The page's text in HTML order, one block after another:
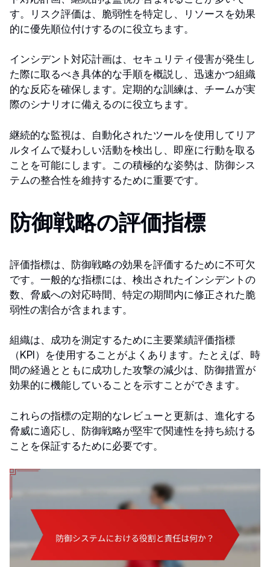
す。リスク評価は、脆弱性を特定し、リソースを効果
的に優先順位付けするのに役立ちます。
インシデント対応計画は、セキュリティ侵害が発生し
た際に取るべき具体的な手順を概説し、迅速かつ組織
的な反応を確保します。定期的な訓練は、チームが実
際のシナリオに備えるのに役立ちます。
継続的な監視は、自動化されたツールを使用してリア
ルタイムで疑わしい活動を検出し、即座に行動を取る
ことを可能にします。この積極的な姿勢は、防御シス
テムの整合性を維持するために重要です。
防御戦略の評価指標
評価指標は、防御戦略の効果を評価するために不可欠
です。一般的な指標には、検出されたインシデントの
数、脅威への対応時間、特定の期間内に修正された脆
弱性の割合が含まれます。
組織は、成功を測定するために主要業績評価指標
（KPI）を使用することがよくあります。たとえば、時
間の経過とともに成功した攻撃の減少は、防御措置が
効果的に機能していることを示すことができます。
これらの指標の定期的なレビューと更新は、進化する
脅威に適応し、防御戦略が堅牢で関連性を持ち続ける
ことを保証するために必要です。